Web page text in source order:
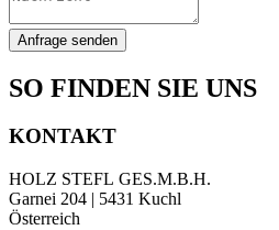
Anfrage senden
SO FINDEN SIE UNS
KONTAKT
HOLZ STEFL GES.M.B.H.
Garnei 204 | 5431 Kuchl
Österreich